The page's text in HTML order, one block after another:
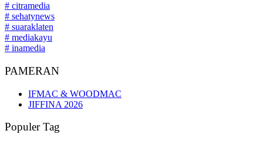
# citramedia
# sehatynews
# suaraklaten
# mediakayu
# inamedia
PAMERAN
IFMAC & WOODMAC
JIFFINA 2026
Populer Tag